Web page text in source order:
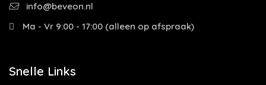
info@beveon.nl
Ma - Vr 9:00 - 17:00 (alleen op afspraak)
Snelle Links